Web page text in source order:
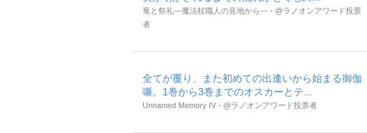
竜と祭礼―魔法杖職人の見地から― - @ラノオンアワード投票
者
全てが覆り、また初めての出逢いから始まる御伽
噺。1巻から3巻までのオスカーとテ...
Unnamed Memory IV - @ラノオンアワード投票者